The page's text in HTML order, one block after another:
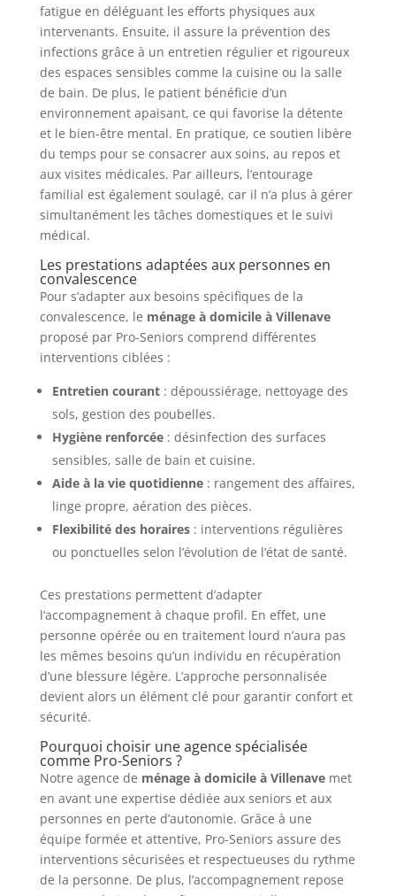
fatigue en déléguant les efforts physiques aux
intervenants. Ensuite, il assure la prévention des
infections grâce à un entretien régulier et rigoureux
des espaces sensibles comme la cuisine ou la salle
de bain. De plus, le patient bénéficie d’un
environnement apaisant, ce qui favorise la détente
et le bien-être mental. En pratique, ce soutien libère
du temps pour se consacrer aux soins, au repos et
aux visites médicales. Par ailleurs, l’entourage
familial est également soulagé, car il n’a plus à gérer
simultanément les tâches domestiques et le suivi
médical.
Les prestations adaptées aux personnes en
convalescence
Pour s’adapter aux besoins spécifiques de la
convalescence, le ménage à domicile à Villenave
proposé par Pro-Seniors comprend différentes
interventions ciblées :
Entretien courant: dépoussiérage, nettoyage des
sols, gestion des poubelles.
Hygiène renforcée: désinfection des surfaces
sensibles, salle de bain et cuisine.
Aide à la vie quotidienne: rangement des affaires,
linge propre, aération des pièces.
Flexibilité des horaires: interventions régulières
ou ponctuelles selon l’évolution de l’état de santé.
Ces prestations permettent d’adapter
l’accompagnement à chaque profil. En effet, une
personne opérée ou en traitement lourd n’aura pas
les mêmes besoins qu’un individu en récupération
d’une blessure légère. L’approche personnalisée
devient alors un élément clé pour garantir confort et
sécurité.
Pourquoi choisir une agence spécialisée
comme Pro-Seniors ?
Notre agence de ménage à domicile à Villenavemet
en avant une expertise dédiée aux seniors et aux
personnes en perte d’autonomie. Grâce à une
équipe formée et attentive, Pro-Seniors assure des
interventions sécurisées et respectueuses du rythme
de la personne. De plus, l’accompagnement repose